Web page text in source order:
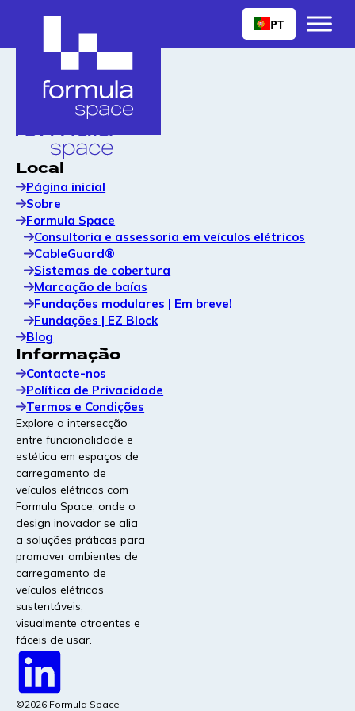
Os nossos produtos e serviços
CableGuard®
Manga protetora para cabos com marcação forense
integrada para impedir roubos e manter os
carregadores operacionais.
Fundamentos modulares | Em breve!
Fundações modulares para carregadores CC e pilares
alimentadores, projetadas para instalação rápida,
terrenos irregulares e estabilidade.
Consultoria e assessoria em
veículos elétricos
PT
Local
Página inicial
Sobre
Formula Space
Consultoria e assessoria em veículos elétricos
CableGuard®
Sistemas de cobertura
Marcação de baías
Fundações modulares | Em breve!
Fundações | EZ Block
Blog
Informação
Contacte-nos
Política de Privacidade
Termos e Condições
Explore a intersecção
entre funcionalidade e
estética em espaços de
carregamento de
veículos elétricos com
Formula Space, onde o
design inovador se alia
a soluções práticas para
promover ambientes de
carregamento de
veículos elétricos
sustentáveis,
visualmente atraentes e
fáceis de usar.
©2026 Formula Space